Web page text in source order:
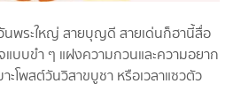
พระใหญ่ สายบุญดี สายเด่นก็ฮานี้สื่อ
บบขำ ๆ แฝงความกวนและความอยาก
ะโพสต์วันวิสาขบูชา หรือเวลาแซวตัว